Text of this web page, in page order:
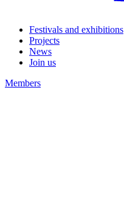
Festivals and exhibitions
Projects
News
Join us
Members